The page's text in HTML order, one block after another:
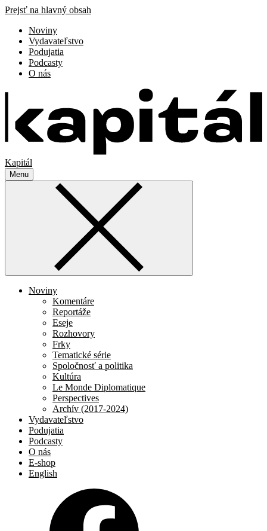
Prejsť na hlavný obsah
Noviny
Vydavateľstvo
Podujatia
Podcasty
O nás
Kapitál
Menu
Noviny
Komentáre
Reportáže
Eseje
Rozhovory
Frky
Tematické série
Spoločnosť a politika
Kultúra
Le Monde Diplomatique
Perspectives
Archív (2017-2024)
Vydavateľstvo
Podujatia
Podcasty
O nás
E-shop
English